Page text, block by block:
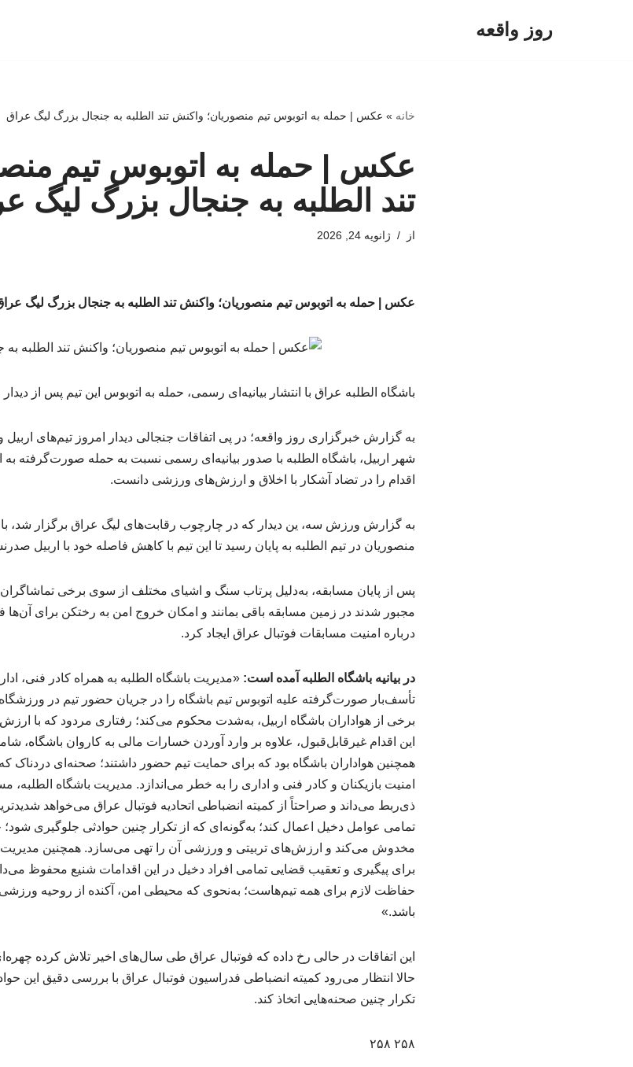
روز واقعه
خانه » عکس | حمله به اتوبوس تیم منصوریان؛ واکنش تند الطلبه به جنجال بزرگ لیگ عراق
عکس | حمله به اتوبوس تیم
تند الطلبه به جنجال بزرگ لیگ
از ژانویه 24, 2026
عکس | حمله به اتوبوس تیم منصوریان؛ واکنش تند الطلبه به جنجال بزرگ لیگ
باشگاه الطلبه عراق با انتشار بیانیه‌ای رسمی، حمله به اتوبوس این تیم پس از
به گزارش خبرگزاری روز واقعه؛ در پی اتفاقات جنجالی دیدار امروز تیم‌های
شهر اربیل، باشگاه الطلبه با صدور بیانیه‌ای رسمی نسبت به حمله صورت‌گرفته به
اقدام را در تضاد آشکار با اخلاق و ارزش‌های ورزشی دانست.
منصوریان در تیم الطلبه به پایان رسید تا این تیم با کاهش فاصله خود با اربیل
پس از پایان مسابقه، به‌دلیل پرتاب سنگ و اشیای مختلف از سوی برخی تماشاگران،
مجبور شدند در زمین مسابقه باقی بمانند و امکان خروج امن به رختکن برای آن‌ها
درباره امنیت مسابقات فوتبال عراق ایجاد کرد.
در بیانیه باشگاه الطلبه آمده است: «مدیریت باشگاه الطلبه به همراه کادر فنی،
تأسف‌بار صورت‌گرفته علیه اتوبوس تیم باشگاه را در جریان حضور تیم در
برخی از هواداران باشگاه اربیل، به‌شدت محکوم می‌کند؛ رفتاری مردود که با
این اقدام غیرقابل‌قبول، علاوه بر وارد آوردن خسارات مالی به کاروان
همچنین هواداران باشگاه بود که برای حمایت تیم حضور داشتند؛ صحنه‌ای دردناک
امنیت بازیکنان و کادر فنی و اداری را به خطر می‌اندازد. مدیریت باشگاه الطلبه،
ذی‌ربط می‌داند و صراحتاً از کمیته انضباطی اتحادیه فوتبال عراق می‌خواهد
تمامی عوامل دخیل اعمال کند؛ به‌گونه‌ای که از تکرار چنین حوادثی جلوگیری شود؛
مخدوش می‌کند و ارزش‌های تربیتی و ورزشی آن را تهی می‌سازد. همچنین مدیریت
برای پیگیری و تعقیب قضایی تمامی افراد دخیل در این اقدامات شنیع محفوظ
حفاظت لازم برای همه تیم‌هاست؛ به‌نحوی که محیطی امن، آکنده از روحیه ورزشی
باشد.»
این اتفاقات در حالی رخ داده که فوتبال عراق طی سال‌های اخیر تلاش کرده
حالا انتظار می‌رود کمیته انضباطی فدراسیون فوتبال عراق با بررسی دقیق این
تکرار چنین صحنه‌هایی اتخاذ کند.
۲۵۸ ۲۵۸